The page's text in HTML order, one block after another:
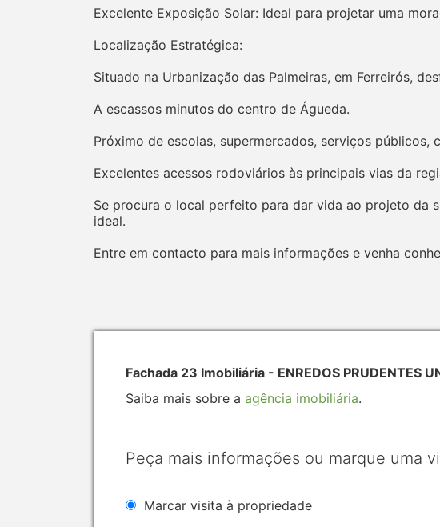
Excelente Exposição Solar: Ideal para projetar uma
Localização Estratégica:
Situado na Urbanização das Palmeiras, em Ferreirós,
A escassos minutos do centro de Águeda.
Próximo de escolas, supermercados, serviços públicos,
Excelentes acessos rodoviários às principais vias da
Se procura o local perfeito para dar vida ao projeto da
ideal.
Entre em contacto para mais informações e venha
Fachada 23 Imobiliária - ENREDOS PRUDENTES
Saiba mais sobre a agência imobiliária.
Peça mais informações ou marque uma
Marcar visita à propriedade